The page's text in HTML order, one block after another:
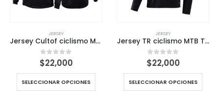
JERSEY
Jersey Cultof ciclismo MTB Full black
0 out of 5
$22,000
SELECCIONAR OPCIONES
JERSEY
Jersey TR ciclismo MTB Tld Full black
0 out of 5
$22,000
SELECCIONAR OPCIONES